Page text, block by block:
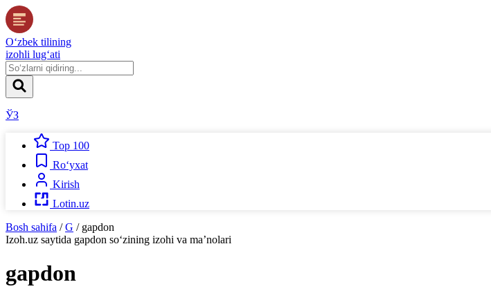
O‘zbek tilining
izohli lug‘ati
ЎЗ
Top 100
Ro‘yxat
Kirish
Lotin.uz
Bosh sahifa / G / gapdon
Izoh.uz saytida gapdon so‘zining izohi va ma’nolari
gapdon